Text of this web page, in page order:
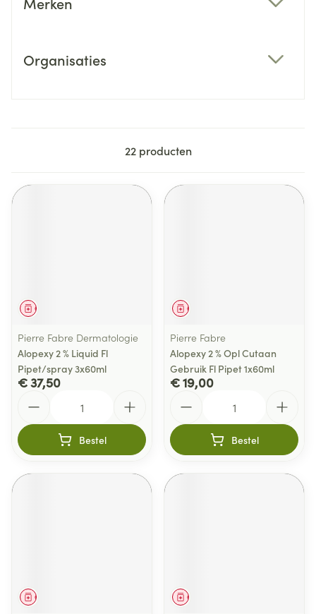
Organisaties
22producten
Geneesmiddel
Pierre Fabre Dermatologie
Alopexy 2 % Liquid Fl
Pipet/spray 3x60ml
€ 37,50
Bestel
Geneesmiddel
Pierre Fabre
Alopexy 2 % Opl Cutaan
Gebruik Fl Pipet 1x60ml
€ 19,00
Bestel
Geneesmiddel Geneesmiddel